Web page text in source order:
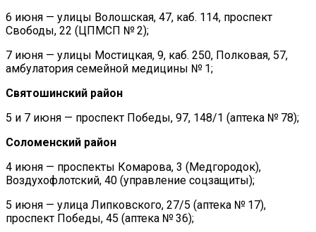
6 июня — улицы Волошская, 47, каб. 114, проспект
Свободы, 22 (ЦПМСП № 2);
7 июня — улицы Мостицкая, 9, каб. 250, Полковая, 57,
амбулатория семейной медицины № 1;
Святошинский район
5 и 7 июня — проспект Победы, 97, 148/1 (аптека № 78);
Соломенский район
4 июня — проспекты Комарова, 3 (Медгородок),
Воздухофлотский, 40 (управление соцзащиты);
5 июня — улица Липковского, 27/5 (аптека № 17),
проспект Победы, 45 (аптека № 36);